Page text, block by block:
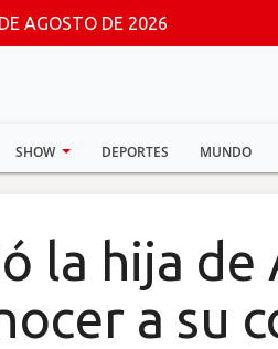
AGOSTO DE 2026
SHOW DEPORTES MUNDO
la hija
a su